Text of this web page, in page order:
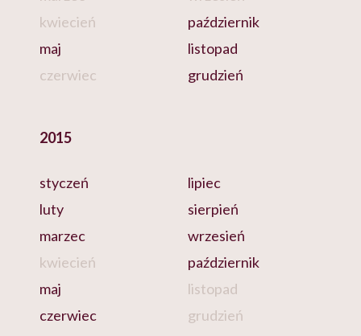
kwiecień
maj
czerwiec
październik
listopad
grudzień
2015
styczeń
luty
marzec
kwiecień
maj
czerwiec
lipiec
sierpień
wrzesień
październik
listopad
grudzień